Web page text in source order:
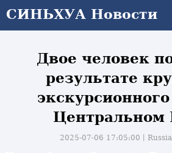
СИНЬХУА Новости
СИНЬХУА Новости
Двое человек
результате
Центральном
2025-07-06 17:05:00丨